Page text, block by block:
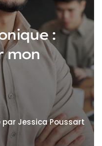
:
mon
par Jessica Poussart